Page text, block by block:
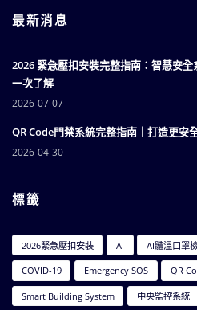
最新消息
2026 緊急壓扣安裝完整指南：智慧安
一次了解
2026-07-07
QR Code門禁系統完整指南｜打造更安
2026-04-30
標籤
2026緊急壓扣安裝 AI AI體溫口罩
COVID-19 Emergency SOS QR
Smart Building System 中央監控系統